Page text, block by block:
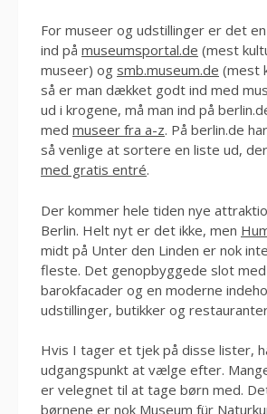
For museer og udstillinger er det
ind på museumsportal.de (mest
museer) og smb.museum.de (mest
så er man dækket godt ind med
ud i krogene, må man ind på
med museer fra a-z. På berlin.de
så venlige at sortere en liste ud,
med gratis entré.
Der kommer hele tiden nye
Berlin. Helt nyt er det ikke, men
midt på Unter den Linden er nok
fleste. Det genopbyggede slot
barokfacader og en moderne
udstillinger, butikker og
Hvis I tager et tjek på disse lister,
udgangspunkt at vælge efter.
er velegnet til at tage børn med.
børnene er nok Museum für